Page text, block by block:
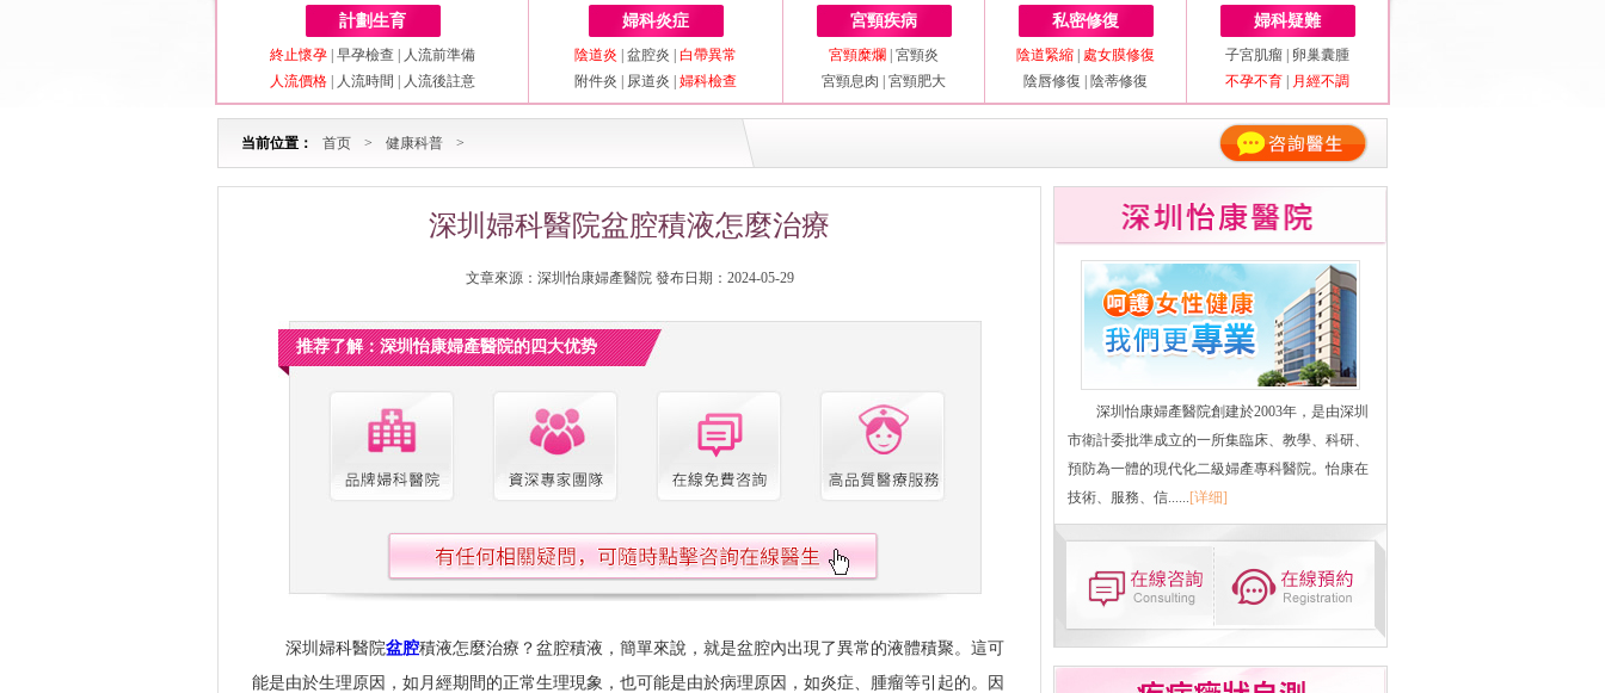
計劃生育
終止懷孕 早孕檢查
人流前準備
人流價格
人流時間 人流後註意
婦科炎症
陰道炎 盆腔炎
白帶異常
附件炎
尿道炎 婦科檢查
宮頸疾病
宮頸糜爛
宮頸炎
宮頸息肉
宮頸肥大
私密修復
陰道緊縮
處女膜修復
陰唇修復
陰蒂修復
婦科疑難
子宮肌瘤
卵巢囊腫
不孕不育
月經不調
当前位置： 首页 > 健康科普 >
深圳婦科醫院盆腔積液怎麼治療
文章來源：深圳怡康婦產醫院 發布日期：2024-05-29
推荐了解：深圳怡康婦產醫院的四大优势
深圳婦科醫院盆腔積液怎麼治療？盆腔積液，簡單來說，就是盆腔內出現了異常的液體積聚。這可
能是由於生理原因，如月經期間的正常生理現象，也可能是由於病理原因，如炎症、腫瘤等引起的。因
深圳怡康婦產醫院創建於2003年，是由深圳
市衛計委批準成立的一所集臨床、教學、科研、
預防為一體的現代化二級婦產專科醫院。怡康在
技術、服務、信...... [详细]